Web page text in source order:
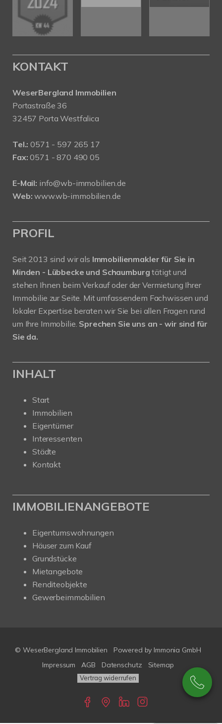
KONTAKT
WeserBergland Immobilien
Portastraße 36
32457 Porta Westfalica
Tel.: 0571 - 597 265 17
Fax: 0571 - 870 490 05
E-Mail: info@wb-immobilien.de
Web: www.wb-immobilien.de
PROFIL
Seit 2013 sind wir als Immobilienmakler für Sie in
Minden - Lübbecke und Schaumburgtätigt und
stehen Ihnen beim Verkauf oder der Vermietung Ihrer
Immobilie zur Seite. Mit umfassendem Fachwissen und
lokaler Expertise beraten wir Sie bei allen Fragen rund
um Ihre Immobilie. Sprechen Sie uns an - wir sind für
Sie da.
INHALT
Start
Immobilien
Eigentümer
Interessenten
Städte
Kontakt
IMMOBILIENANGEBOTE
Eigentumswohnungen
Häuser zum Kauf
Grundstücke
Mietangebote
Renditeobjekte
Gewerbeimmobilien
© WeserBergland Immobilien Powered by Immonia GmbH
Impressum
AGB Datenschutz Sitemap
Vertrag widerrufen